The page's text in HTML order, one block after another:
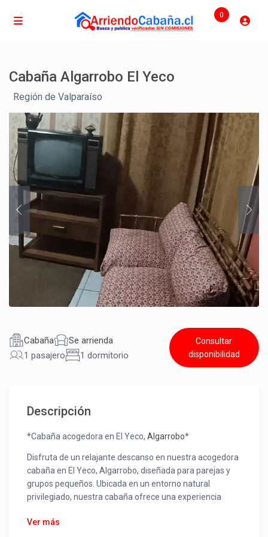
0
Cabaña Algarrobo El Yeco
Región de Valparaíso
Cabaña
Se arrienda
1 pasajero
1 dormitorio
Consultar
disponibilidad
Descripción
*Cabaña acogedora en El Yeco,Algarrobo*
Disfruta de un relajante descanso en nuestra acogedora
cabaña en El Yeco, Algarrobo, diseñada para parejas y
grupos pequeños. Ubicada en un entorno natural
privilegiado, nuestra cabaña ofrece una experiencia
Ver más